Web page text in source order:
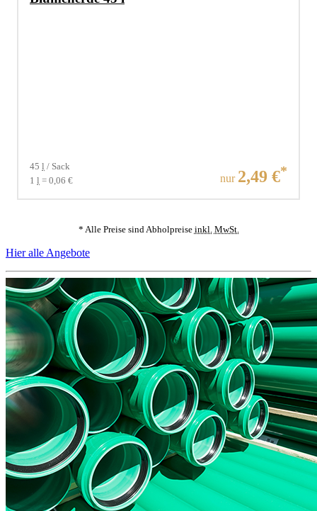
Verkaufseinheit:
45 l / Sack
Grundpreis:
1 l = 0,06 €
Aktueller Preis:
nur 2,49 €*
* Alle Preise sind Abholpreise inkl. MwSt.
Hier alle Angebote